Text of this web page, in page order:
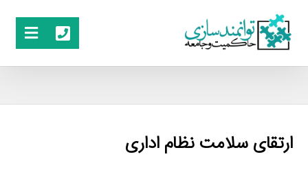
ارتقای سلامت نظام اداری